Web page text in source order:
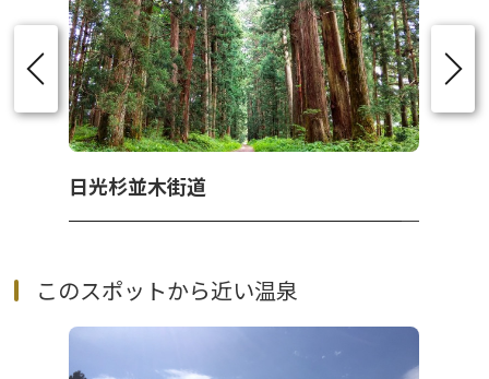
日光杉並木街道
このスポットから近い温泉